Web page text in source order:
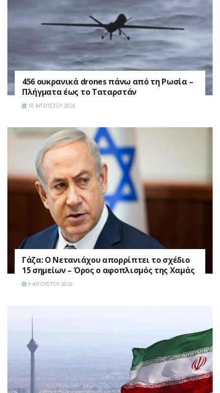
456 ουκρανικά drones πάνω από τη Ρωσία –
Πλήγματα έως το Ταταρστάν
10 ΑΥΓΟΎΣΤΟΥ 2026
Γάζα: Ο Νετανιάχου απορρίπτει το σχέδιο
15 σημείων – Όρος ο αφοπλισμός της Χαμάς
9 ΑΥΓΟΎΣΤΟΥ 2026